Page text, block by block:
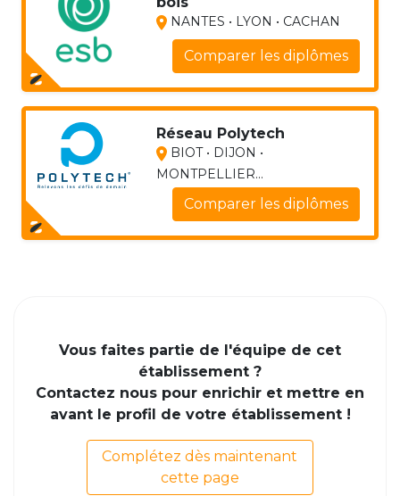
NANTES • LYON • CACHAN
Comparer les diplômes
Réseau Polytech
BIOT • DIJON •
MONTPELLIER...
Comparer les diplômes
Vous faites partie de l'équipe de cet
établissement ?
Contactez nous pour enrichir et mettre en
avant le profil de votre établissement !
Complétez dès maintenant
cette page